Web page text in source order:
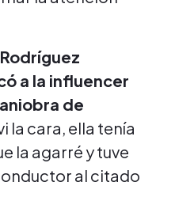
a la influencer
de
la cara, ella tenía
la agarré y tuve
al citado